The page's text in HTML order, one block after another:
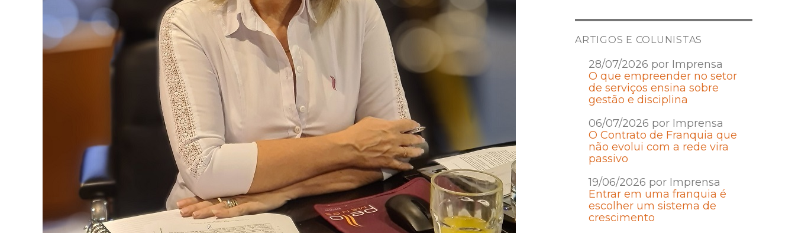
ARTIGOS E COLUNISTAS
28/07/2026 por Imprensa
O que empreender no setor
de serviços ensina sobre
gestão e disciplina
06/07/2026 por Imprensa
O Contrato de Franquia que
não evolui com a rede vira
passivo
19/06/2026 por Imprensa
Entrar em uma franquia é
escolher um sistema de
crescimento